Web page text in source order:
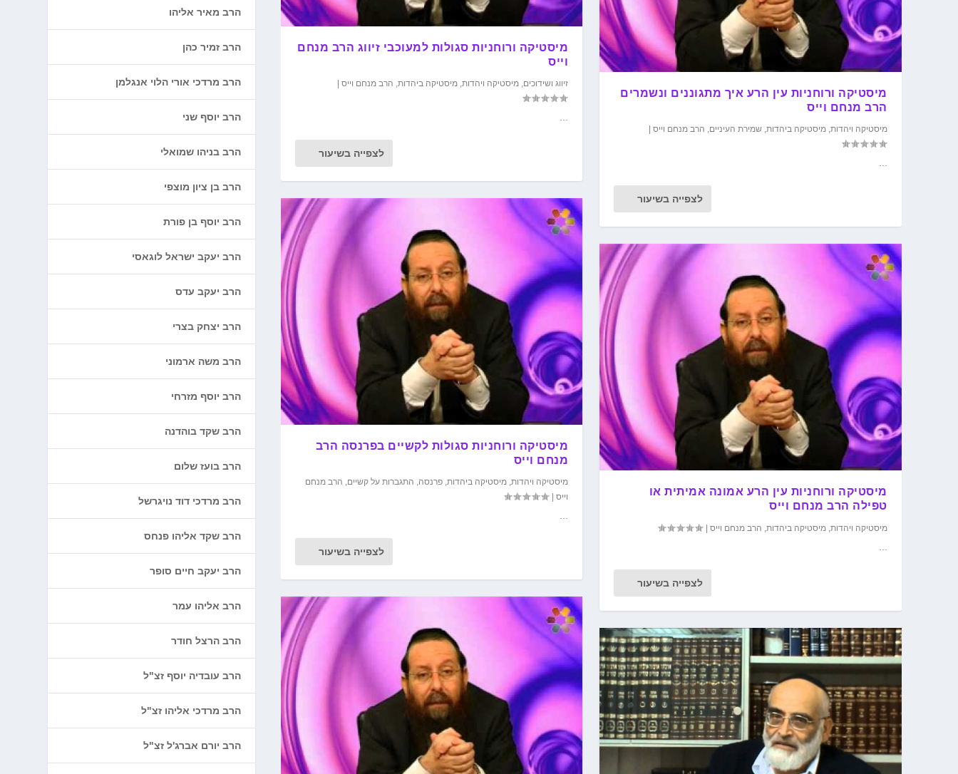
מיסטיקה ורוחניות סגולות למעוכבי זיווג הרב מנחם
וייס
זיווג ושידוכים, מיסטיקה ויהדות, מיסטיקה ביהדות, הרב מנחם וייס|
...
לצפייה בשיעור
מיסטיקה ורוחניות סגולות לקשיים בפרנסה הרב
מנחם וייס
מיסטיקה ויהדות, מיסטיקה ביהדות, פרנסה, התגברות על קשיים, הרב מנחם
וייס|
לצפייה בשיעור
מיסטיקה ורוחניות עין הרע איך מתגוננים ונשמרים
הרב מנחם וייס
מיסטיקה ויהדות,מיסטיקה ביהדות,שמירת העיניים, הרב מנחם וייס
לצפייה בשיעור
מיסטיקה ורוחניות עין הרע אמונה אמיתית או
טפילה הרב מנחם וייס
מיסטיקה ויהדות ,מיסטיקה ביהדות הרב מנחם וייס |
לצפייה בשיעור
הרב מאיר אליהו
הרב זמיר כהן
הרב מרדכי אורי הלוי אנגלמן
הרב יוסף שני
הרב בניהו שמואלי
הרב בן ציון מוצפי
הרב יוסף בן פורת
הרב יעקב ישראל לוגאסי
הרב יעקב עדס
הרב יצחק בצרי
הרב משה ארמוני
הרב יוסף מזרחי
הרב שקד בוהדנה
הרב בועז שלום
הרב מרדכי דוד נויגרשל
הרב שקד אליהו פנחס
הרב יעקב חיים סופר
הרב אליהו עמר
הרב הרצל חודר
הרב עובדיה יוסף זצ"ל
הרב מרדכי אליהו זצ"ל
הרב יורם אברג'ל זצ"ל